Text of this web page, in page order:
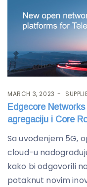
MARCH 3, 2023
Edgecore
agregaciju i Core
Sa uvođenjem 5G,
cloud-u
kako bi odgovorili
potaknut novim